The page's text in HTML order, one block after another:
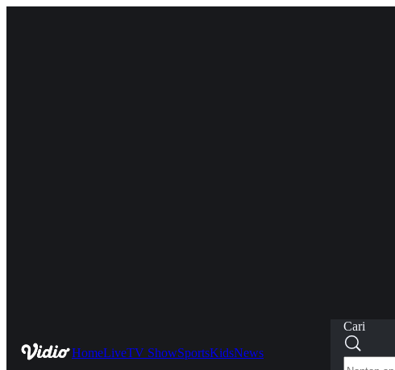
HomeLiveTV ShowSportsKidsNews
Cari